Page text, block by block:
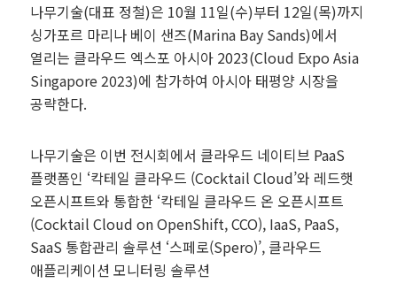
나무기술(대표 정철)은 10월 11일(수)부터 12일(목)까지
싱가포르 마리나 베이 샌즈(Marina Bay Sands)에서
열리는 클라우드 엑스포 아시아 2023(Cloud Expo Asia
Singapore 2023)에 참가하여 아시아 태평양 시장을
공략한다.
나무기술은 이번 전시회에서 클라우드 네이티브 PaaS
플랫폼인 ‘칵테일 클라우드 (Cocktail Cloud’와 레드햇
오픈시프트와 통합한 ‘칵테일 클라우드 온 오픈시프트
(Cocktail Cloud on OpenShift, CCO), IaaS, PaaS,
SaaS 통합관리 솔루션 ‘스페로(Spero)’, 클라우드
애플리케이션 모니터링 솔루션